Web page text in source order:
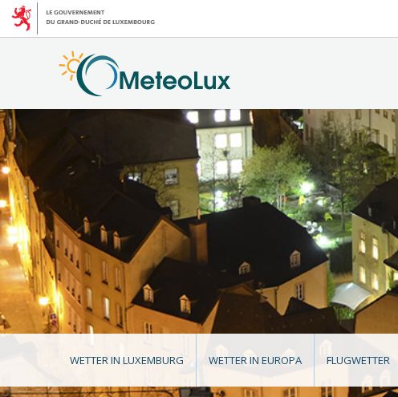
WETTER IN LUXEMBURG WETTER IN EUROPA FLUGWETTER